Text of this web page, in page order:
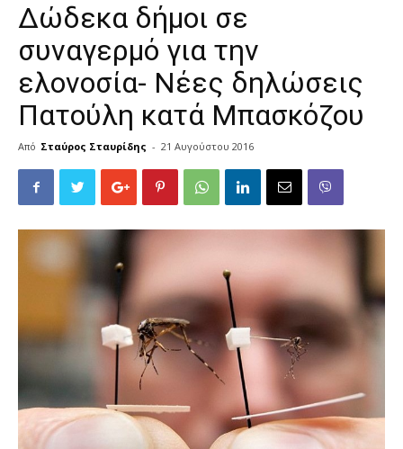
Δώδεκα δήμοι σε
συναγερμό για την
ελονοσία- Νέες δηλώσεις
Πατούλη κατά Μπασκόζου
Από Σταύρος Σταυρίδης - 21 Αυγούστου 2016